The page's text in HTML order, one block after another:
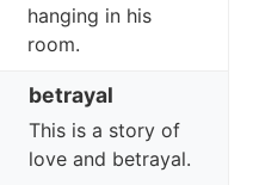
hanging in his
room.
betrayal
This is a story of
love and betrayal.